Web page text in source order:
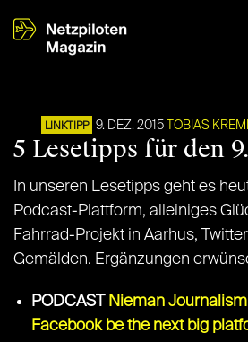
LINKTIPP 9. DEZ. 2015 TOBIAS
5 Lesetipps für den
In unseren Lesetipps geht es
Podcast-Plattform, alleiniges
Fahrrad-Projekt in Aarhus,
Gemälden. Ergänzungen
PODCAST Nieman
Facebook be the next big